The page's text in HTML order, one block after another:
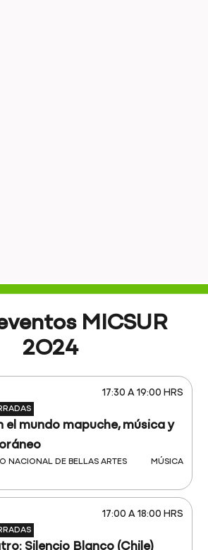
MICSUR
2O24
17:30 A 19:00 HRS
el mundo mapuche, música y
NACIONAL DE BELLAS ARTES MÚSICA
17:00 A 18:00 HRS
Silencio Blanco (Chile)